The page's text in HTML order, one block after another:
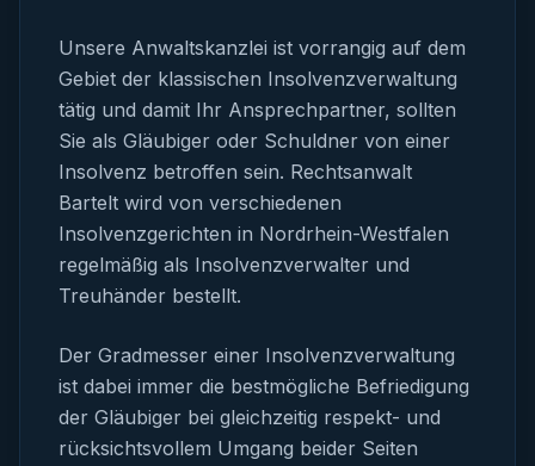
Unsere Anwaltskanzlei ist vorrangig auf dem
Gebiet der klassischen Insolvenzverwaltung
tätig und damit Ihr Ansprechpartner, sollten
Sie als Gläubiger oder Schuldner von einer
Insolvenz betroffen sein. Rechtsanwalt
Bartelt wird von verschiedenen
Insolvenzgerichten in Nordrhein-Westfalen
regelmäßig als Insolvenzverwalter und
Treuhänder bestellt.
Der Gradmesser einer Insolvenzverwaltung
ist dabei immer die bestmögliche Befriedigung
der Gläubiger bei gleichzeitig respekt- und
rücksichtsvollem Umgang beider Seiten